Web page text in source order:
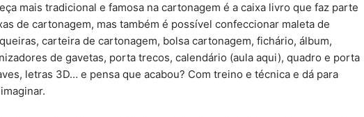
mais tradicional e famosa na cartonagem é a caixa livro que faz parte
de cartonagem, mas também é possível confeccionar maleta de
carteira de cartonagem, bolsa cartonagem, fichário, álbum,
de gavetas, porta trecos, calendário (aula aqui), quadro e porta
letras 3D… e pensa que acabou? Com treino e técnica e dá para